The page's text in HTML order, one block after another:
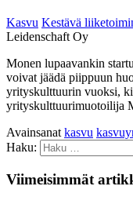
Kasvu Kestävä
Leidenschaft Oy
Monen lupaavankin
voivat jäädä piippuun
yrityskulttuurin vuoksi,
yrityskulttuurimuotoilija
Avainsanat kasvu
Haku:
Viimeisimmät